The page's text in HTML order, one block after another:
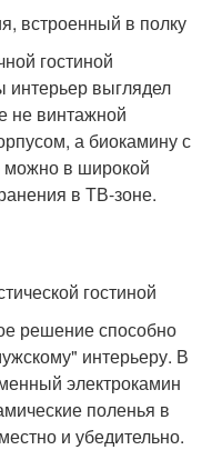
встроенный в полку
гостиной
интерьер выглядел
не винтажной
а биокамину с
можно в широкой
в ТВ-зоне.
гостиной
решение способно
интерьеру. В
электрокамин
поленья в
и убедительно.